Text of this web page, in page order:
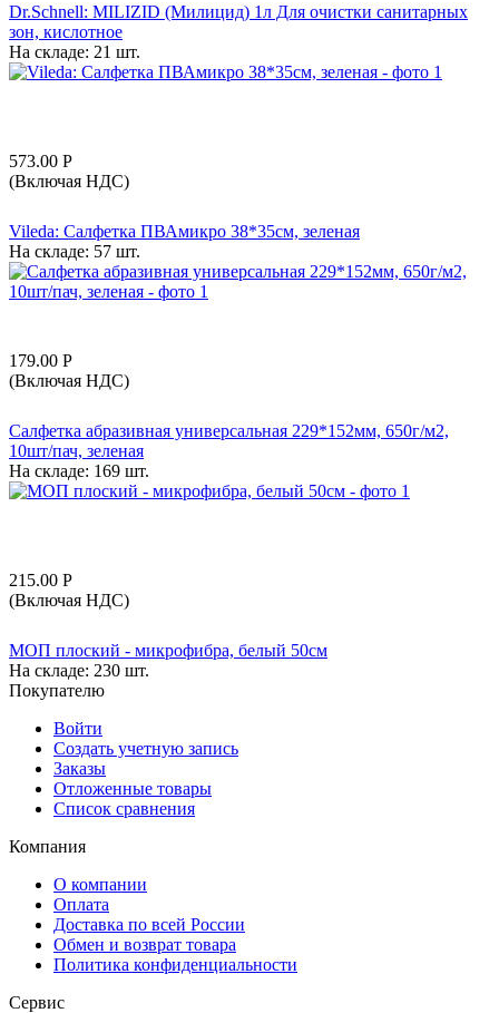
Dr.Schnell: MILIZID (Милицид) 1л Для очистки санитарных
зон, кислотное
На складе: 21 шт.
573.00 Р
(Включая НДС)
Vileda: Салфетка ПВАмикро 38*35см, зеленая
На складе: 57 шт.
179.00 Р
(Включая НДС)
Салфетка абразивная универсальная 229*152мм, 650г/м2,
10шт/пач, зеленая
На складе: 169 шт.
215.00 Р
(Включая НДС)
МОП плоский - микрофибра, белый 50см
На складе: 230 шт.
Покупателю
Войти
Создать учетную запись
Заказы
Отложенные товары
Список сравнения
Компания
О компании
Оплата
Доставка по всей России
Обмен и возврат товара
Политика конфиденциальности
Сервис